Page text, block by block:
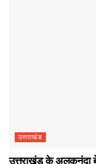
उत्तराखंड
उत्तराखंड के अलकनंदा